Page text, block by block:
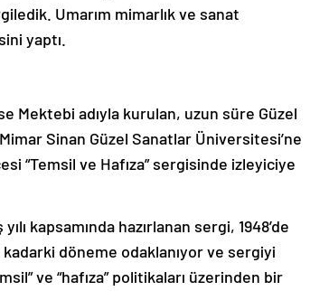
Umarım mimarlık ve sanat
yaptı.
Mektebi adıyla kurulan, uzun süre Güzel
Sinan Güzel Sanatlar Üniversitesi’ne
“Temsil ve Hafıza” sergisinde izleyiciye
kapsamında hazırlanan sergi, 1948’de
kadarki döneme odaklanıyor ve sergiyi
ve “hafıza” politikaları üzerinden bir